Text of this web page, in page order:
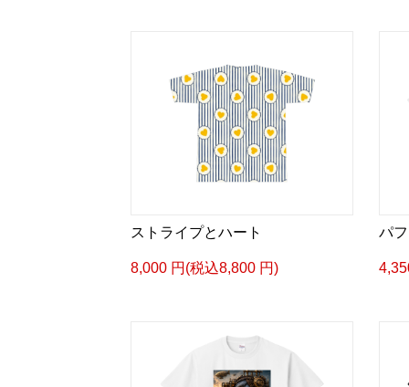
ストライプとハート
8,000 円(税込8,800 円)
パ